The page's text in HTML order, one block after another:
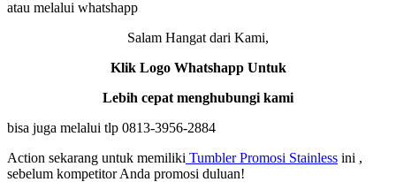
atau melalui whatshapp
Salam Hangat dari Kami,
Klik Logo Whatshapp Untuk
Lebih cepat menghubungi kami
bisa juga melalui tlp 0813-3956-2884
Action sekarang untuk memiliki Tumbler Promosi Stainless ini ,
sebelum kompetitor Anda promosi duluan!